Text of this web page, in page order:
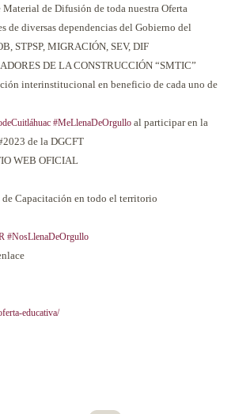
Material de Difusión de toda nuestra Oferta
de diversas dependencias del Gobierno del
STPSP, MIGRACIÓN, SEV, DIF
DE LA CONSTRUCCIÓN “SMTIC”
interinstitucional en beneficio de cada uno de
#MeLlenaDeOrgullo al participar en la
de la DGCFT
WEB OFICIAL
Capacitación en todo el territorio
#NosLlenaDeOrgullo
educativa/